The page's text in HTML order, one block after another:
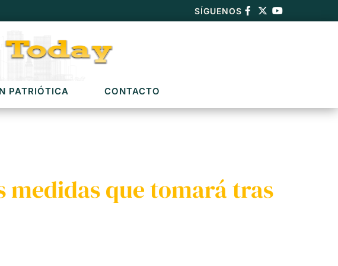
SÍGUENOS
PATRIÓTICA CONTACTO
medidas que tomará tras